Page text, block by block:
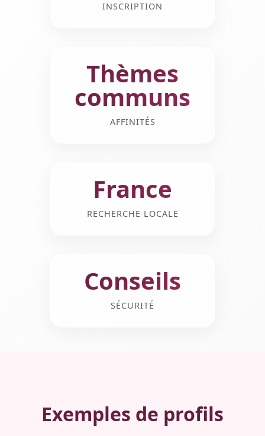
INSCRIPTION
Thèmes
communs
AFFINITÉS
France
RECHERCHE LOCALE
Conseils
SÉCURITÉ
Exemples de profils